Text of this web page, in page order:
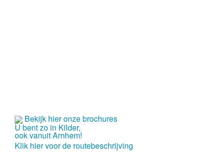
Bekijk hier onze brochures
U bent zo in Kilder,
ook vanuit Arnhem!
Klik hier voor de routebeschrijving